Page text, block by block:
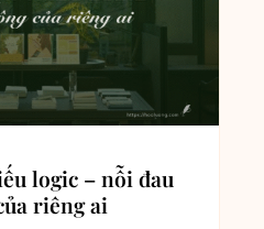
logic – nỗi đau
riêng ai